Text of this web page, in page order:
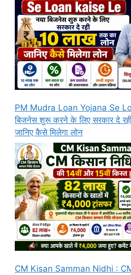
PM Mudra Loan Yojana Se
बिजनेस शुरू करने के लिए सरकार दे
जानिए कैसे मिलेगा लोन
CM Kisan Samman Nidhi : CM